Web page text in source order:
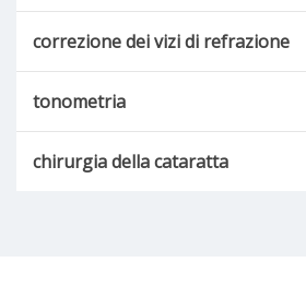
correzione dei vizi di refrazione
tonometria
chirurgia della cataratta